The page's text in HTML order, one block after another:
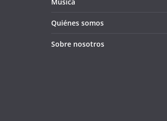
Música
Quiénes somos
Sobre nosotros